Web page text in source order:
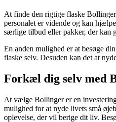
At finde den rigtige flaske
personalet er vidende og kan
særlige tilbud eller pakker, der kan
En anden mulighed er at besøge
flaske selv. Desuden kan det at
Forkæl dig selv med
At vælge Bollinger er en
mulighed for at nyde livets små
oplevelse, der vil berige dit liv.